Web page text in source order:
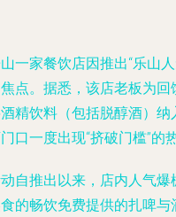
一家餐饮店因推出“乐山
点。据悉，该店老板为
精饮料（包括脱醇酒）
口一度出现“挤破门槛”的
自推出以来，店内人气
的畅饮免费提供的扎啤